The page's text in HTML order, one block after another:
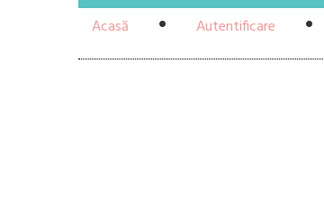
Acasă Autentificare